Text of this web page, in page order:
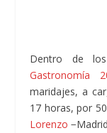
Dentro de
Gastronomía
maridajes, a
17 horas, por
Lorenzo